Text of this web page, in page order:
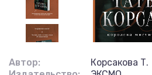
Автор:
Корсакова Т.